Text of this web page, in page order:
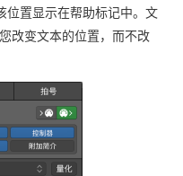
位置显示在帮助标记中。文
改变文本的位置，而不改